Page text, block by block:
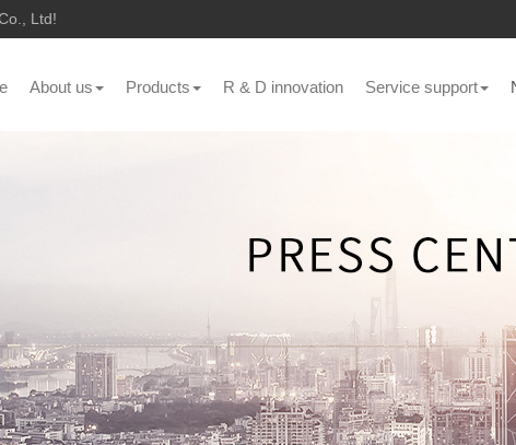
Ltd!
About us Products R & D innovation Service support